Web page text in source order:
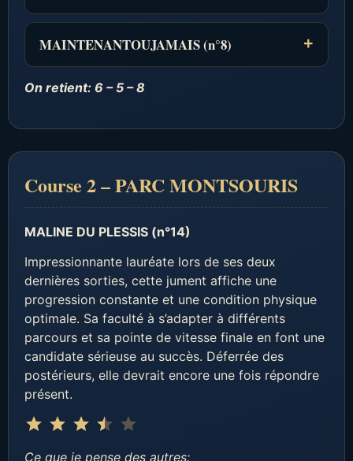
MAINTENANTOUJAMAIS (n°8)
On retient: 6 – 5 – 8
Course 2 – PARC MONTSOURIS
MALINE DU PLESSIS (n°14)
Impressionnante lauréate lors de ses deux
dernières sorties, cette jument affiche une
progression constante et une condition physique
optimale. Sa faculté à s’adapter à différents
parcours et sa pointe de vitesse finale en font une
candidate sérieuse au succès. Déferrée des
postérieurs, elle devrait encore une fois répondre
présent.
⭐⭐⭐⭐
Ce que je pense des autres: